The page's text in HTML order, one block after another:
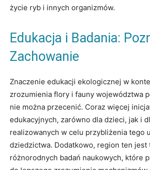
życie ryb i innych organizmów.
Edukacja i Badania:
Zachowanie
Znaczenie edukacji ekologicznej w
zrozumienia flory i fauny województwa
nie można przecenić. Coraz więcej
edukacyjnych, zarówno dla dzieci, jak i
realizowanych w celu przybliżenia tego
dziedzictwa. Dodatkowo, region ten jest
różnorodnych badań naukowych, które